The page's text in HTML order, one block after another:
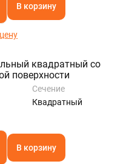
В корзину
квадратный со
поверхности
Сечение
Квадратный
В корзину